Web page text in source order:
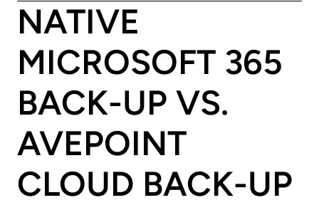
NATIVE
MICROSOFT 365
BACK-UP VS.
AVEPOINT
CLOUD BACK-UP